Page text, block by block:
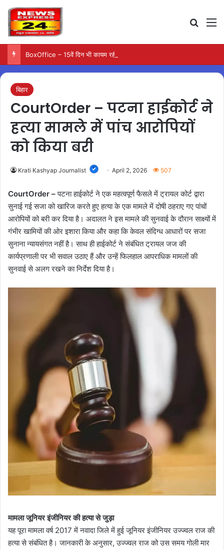
बिहार
CourtOrder – पटना हाईकोर्ट ने
हत्या मामले में पांच आरोपियों
को किया बरी
Krati Kashyap Journalist April 2, 2026 507
CourtOrder –पटना हाईकोर्ट ने एक महत्वपूर्ण फैसले में ट्रायल कोर्ट द्वारा
सुनाई गई सजा को खारिज करते हुए हत्या के एक मामले में दोषी ठहराए गए पांचों
आरोपियों को बरी कर दिया है। अदालत ने इस मामले की सुनवाई के दौरान साक्ष्यों में
गंभीर खामियों की ओर इशारा किया और कहा कि केवल संदिग्ध आधारों पर सजा
सुनाना न्यायसंगत नहीं है। साथ ही हाईकोर्ट ने संबंधित ट्रायल जज की
कार्यप्रणाली पर भी सवाल उठाए हैं और उन्हें फिलहाल आपराधिक मामलों की
सुनवाई से अलग रखने का निर्देश दिया है।
मामला जूनियर इंजीनियर की हत्या से जुड़ा
यह पूरा मामला वर्ष 2017 में नवादा जिले में हुई जूनियर इंजीनियर उज्ज्वल राज की
हत्या से संबंधित है। जानकारी के अनुसार, उज्ज्वल राज को उस समय गोली मार